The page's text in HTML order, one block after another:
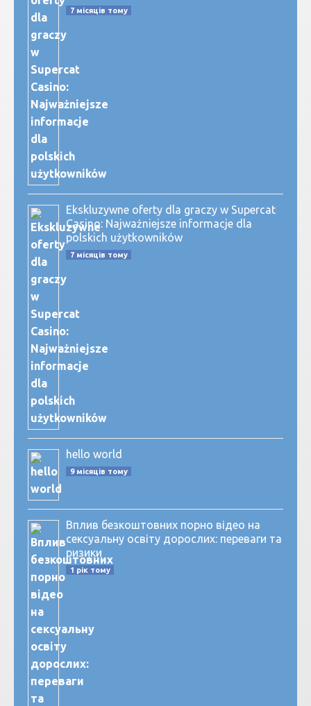
7 місяців тому
Ekskluzywne oferty dla graczy w Supercat
Casino: Najważniejsze informacje dla
polskich użytkowników
7 місяців тому
hello world
9 місяців тому
Вплив безкоштовних порно відео на
сексуальну освіту дорослих: переваги та
ризики
1 рік тому